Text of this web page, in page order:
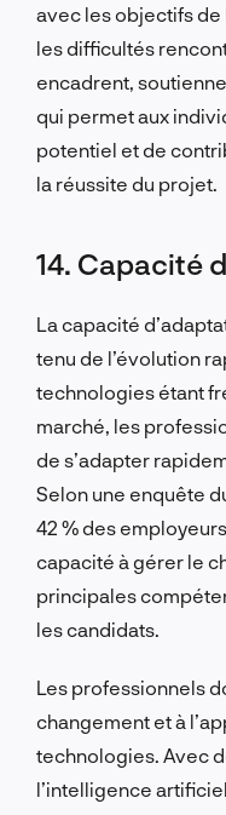
avec les objectifs de
les difficultés
encadrent,
qui permet aux
potentiel et de
la réussite du projet.
14. Capacité
La capacité
tenu de l’évolution
technologies étant
marché, les
de s’adapter
Selon une enquête
42 % des
capacité à gérer le
principales
les candidats.
Les professionnels
changement et à
technologies. Avec
l’intelligence